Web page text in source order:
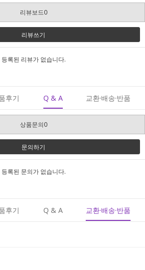
리뷰보드0
리뷰쓰기
등록된 리뷰가 없습니다.
후기 Q & A 교환·배송·반품
상품문의0
문의하기
등록된 문의가 없습니다.
후기 Q & A 교환·배송·반품